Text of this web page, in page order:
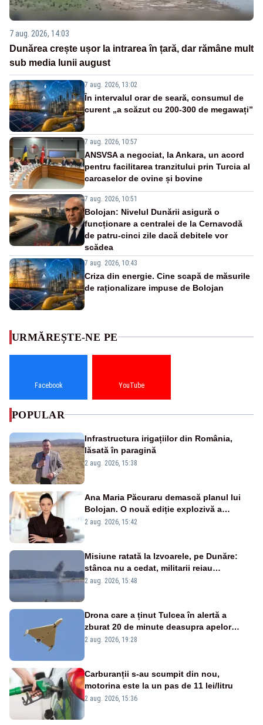
7 aug. 2026, 14:03
Dunărea crește ușor la intrarea în țară, dar rămâne mult
sub media lunii august
7 aug. 2026, 13:02
În intervalul orar de seară, consumul de
curent „a scăzut cu 200-300 de megawați”
7 aug. 2026, 10:57
ANSVSA a negociat, la Ankara, un acord
pentru facilitarea tranzitului prin Turcia al
carcaselor de ovine și bovine
7 aug. 2026, 10:51
Bolojan: Nivelul Dunării asigură o
funcționare a centralei de la Cernavodă
de patru-cinci zile dacă debitele vor
scădea
7 aug. 2026, 10:43
Criza din energie. Cine scapă de măsurile
de raționalizare impuse de Bolojan
URMĂREȘTE-NE PE
Facebook YouTube
POPULAR
Infrastructura irigațiilor din România,
lăsată în paragină
2 aug. 2026, 15:38
Ana Maria Păcuraru demască planul lui
Bolojan. O nouă ediție explozivă a
emisiunii „Miza Zilei” la Realitatea PLUS
2 aug. 2026, 15:42
Misiune ratată la Izvoarele, pe Dunăre:
stânca nu a cedat, militarii reiau
detonările luni – VIDEO
2 aug. 2026, 15:48
Drona care a ținut Tulcea în alertă a
zburat 20 de minute deasupra apelor
României. Au fost ridicate două F-16
2 aug. 2026, 19:28
Carburanții s-au scumpit din nou,
motorina este la un pas de 11 lei/litru
2 aug. 2026, 15:36